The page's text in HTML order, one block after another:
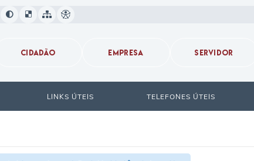
CIDADÃO EMPRESA SERVIDOR
LINKS ÚTEIS TELEFONES ÚTEIS